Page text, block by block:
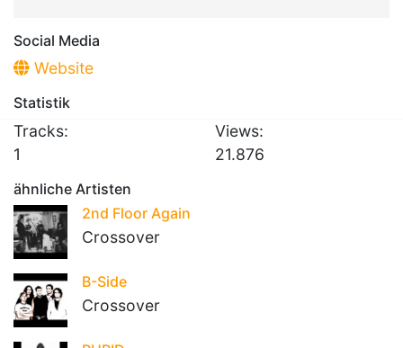
Social Media
Website
Statistik
Tracks:
1
Views:
21.876
ähnliche Artisten
2nd Floor Again
Crossover
B-Side
Crossover